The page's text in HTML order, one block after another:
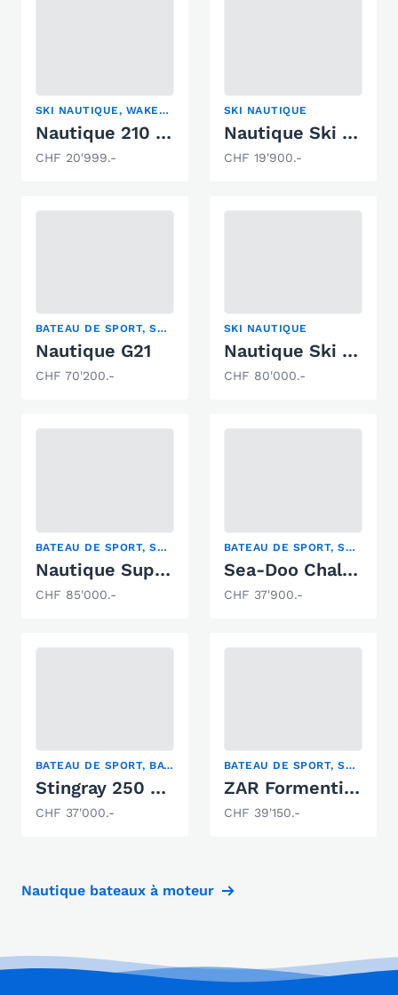
SKI NAUTIQUE, WAKEBOARD/WAKESURF
Nautique 210 Sport
CHF 20'999.-
SKI NAUTIQUE
Nautique Ski Nautique 196
CHF 19'900.-
BATEAU DE SPORT, SKI NAUTIQUE, WAKEBOARD/WAKESURF
Nautique G21
CHF 70'200.-
SKI NAUTIQUE
Nautique Ski Nautique
CHF 80'000.-
BATEAU DE SPORT, SKI NAUTIQUE, WAKEBOARD/WAKESURF
Nautique Super Air Nautique G 23
CHF 85'000.-
BATEAU DE SPORT, SKI NAUTIQUE, WAKEBOARD/WAKESURF
Sea-Doo Challenger 230 SE
CHF 37'900.-
BATEAU DE SPORT, BATEAU À CABINE, SKI NAUTIQUE
Stingray 250 CR
CHF 37'000.-
BATEAU DE SPORT, SKI NAUTIQUE, WAKEBOARD/WAKESURF
ZAR Formenti ZAR 49 SL
CHF 39'150.-
Nautique bateaux à moteur